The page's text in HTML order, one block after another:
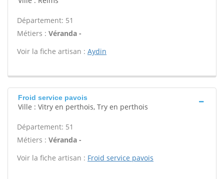
Département: 51
Métiers : Véranda -
Voir la fiche artisan : Aydin
Froid service pavois
Ville : Vitry en perthois, Try en perthois
Département: 51
Métiers : Véranda -
Voir la fiche artisan : Froid service pavois